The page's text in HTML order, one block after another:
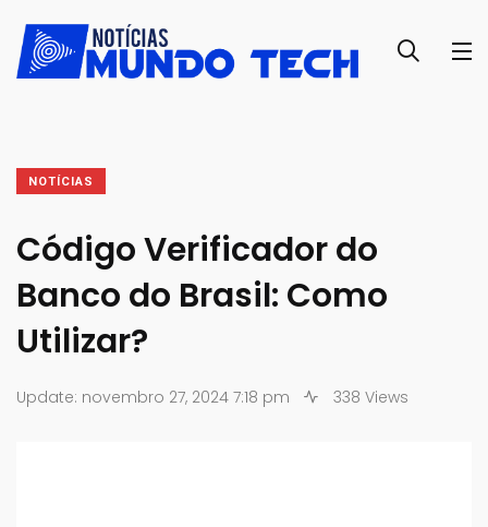
NOTÍCIAS
Código Verificador do
Banco do Brasil: Como
Utilizar?
Update: novembro 27, 2024 7:18 pm 338 Views